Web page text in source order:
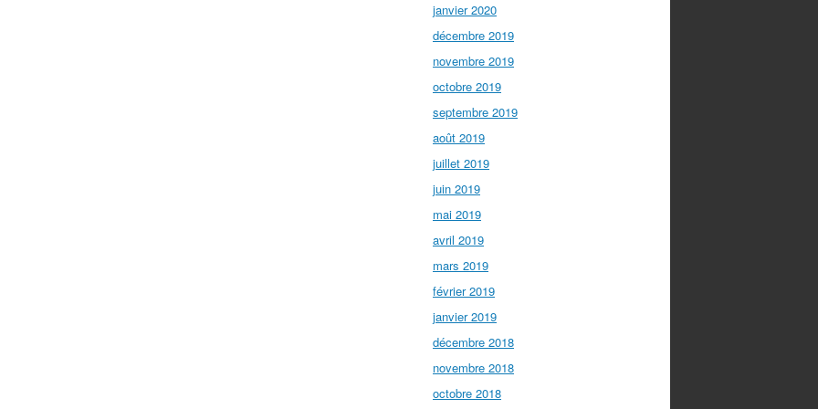
janvier 2020
décembre 2019
novembre 2019
octobre 2019
septembre 2019
août 2019
juillet 2019
juin 2019
mai 2019
avril 2019
mars 2019
février 2019
janvier 2019
décembre 2018
novembre 2018
octobre 2018